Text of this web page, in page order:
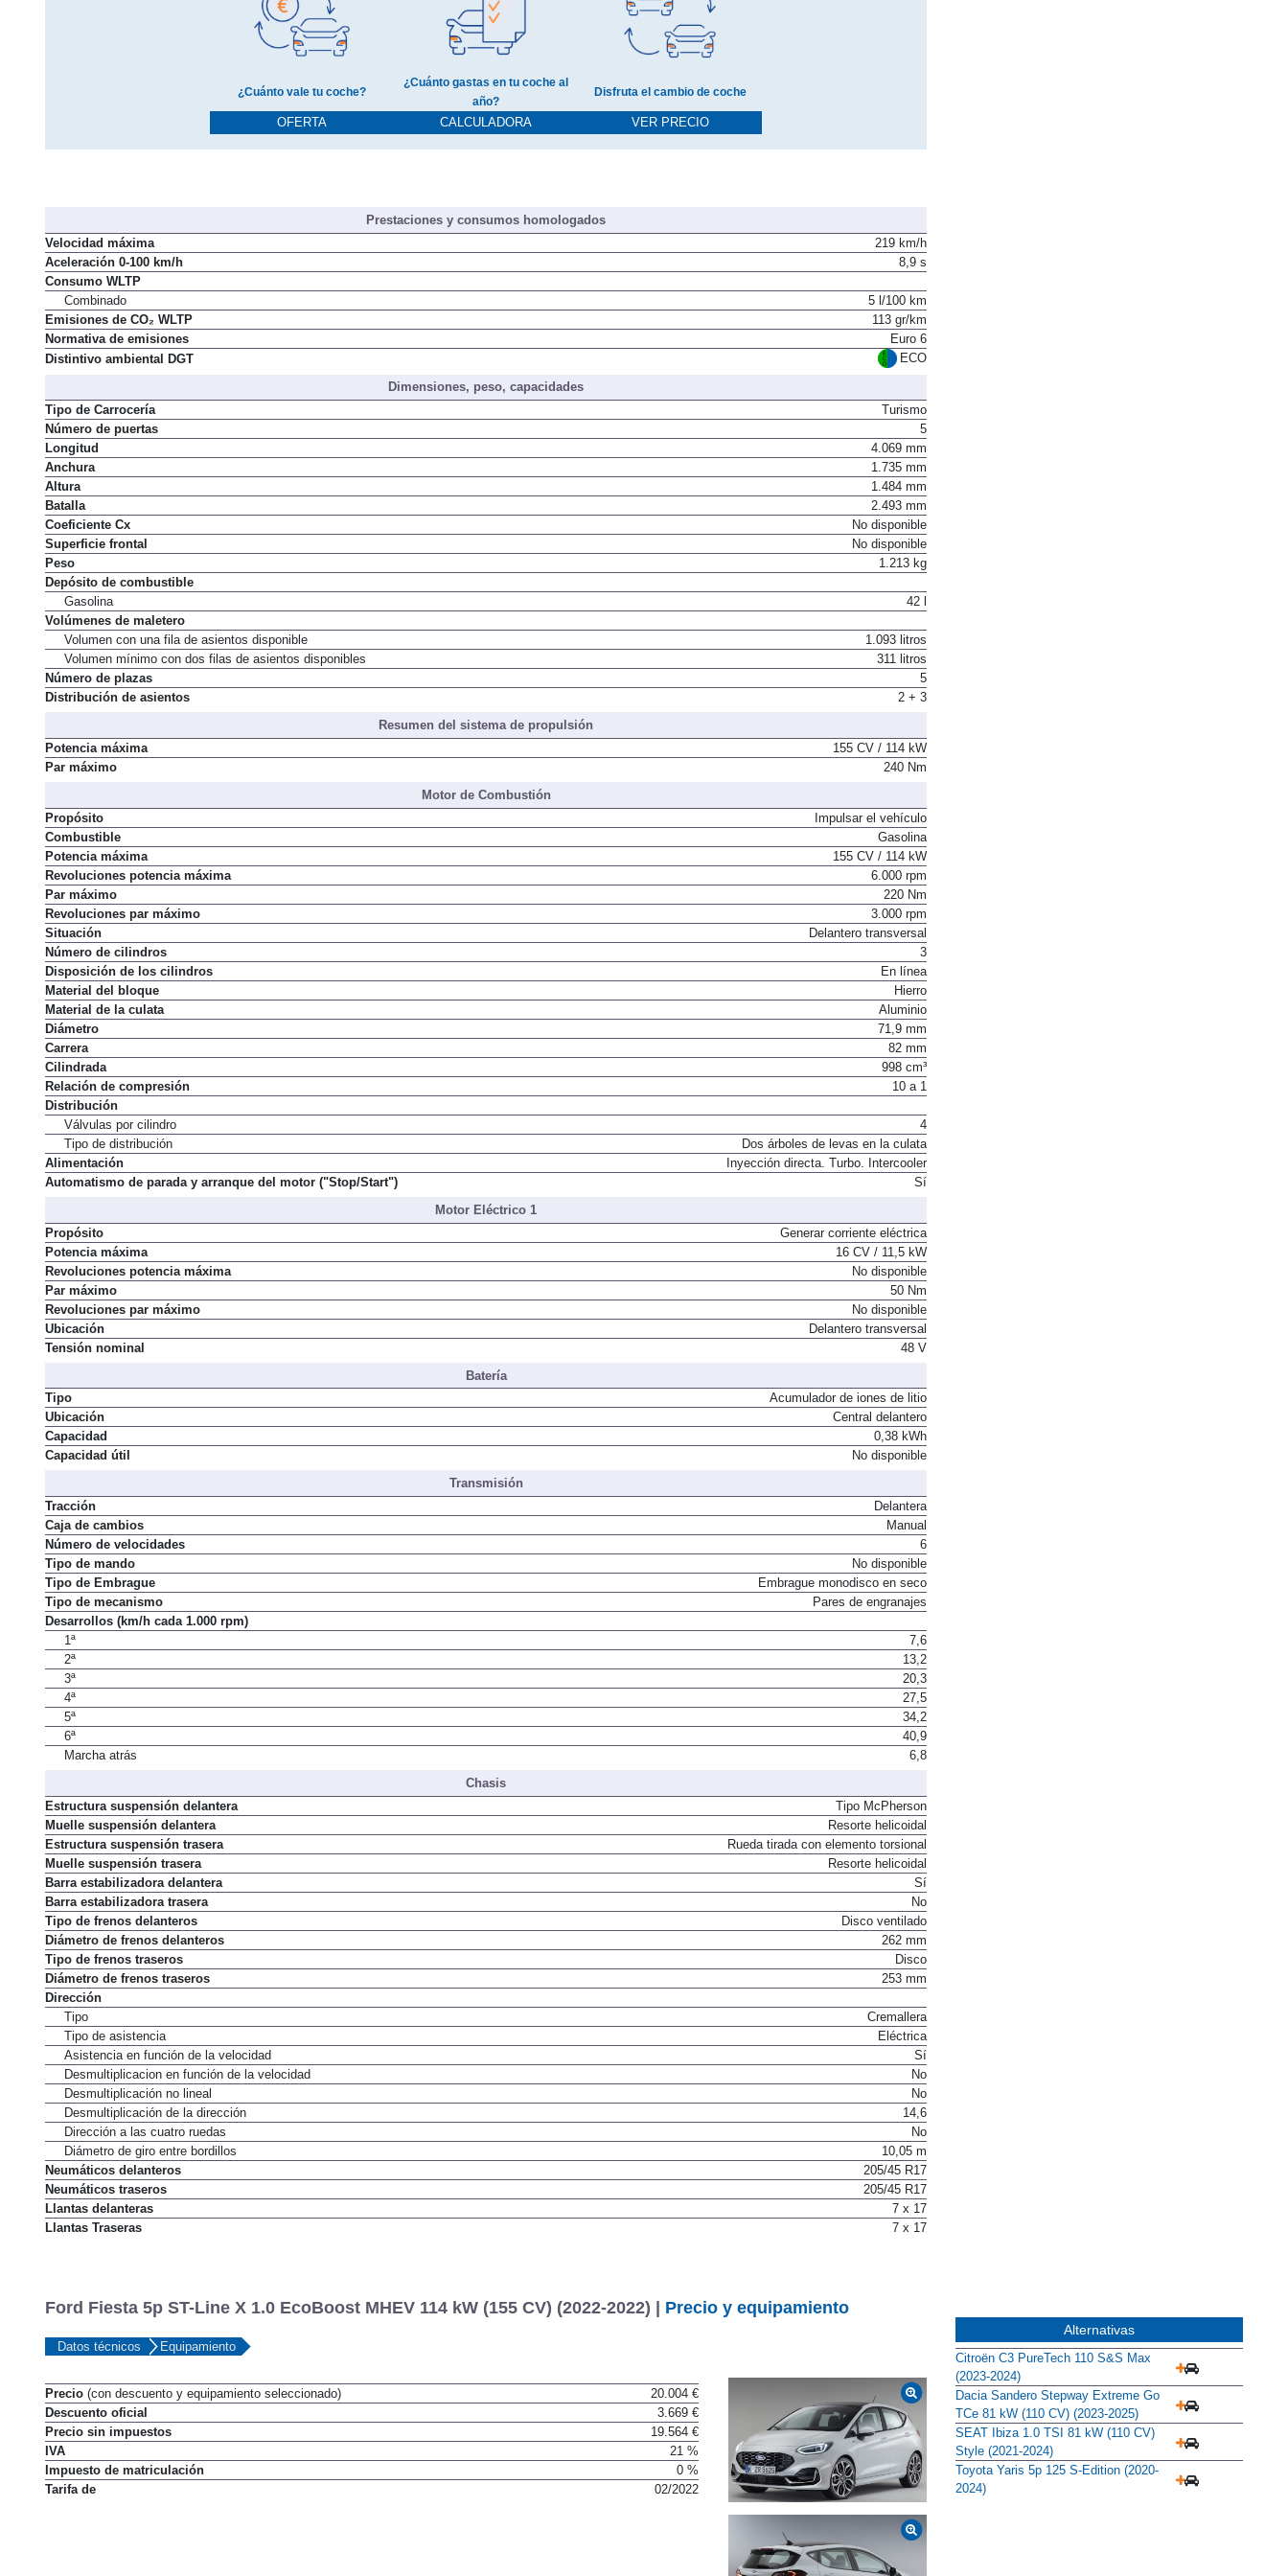
OFERTA
¿Cuánto gastas en tu coche al
año?
CALCULADORA VER PRECIO
Prestaciones y consumos homologados
Velocidad máxima
219 km/h
Aceleración 0-100 km/h
Consumo WLTP
Combinado
5 l/100 km
Emisiones de CO₂ WLTP
113 gr/km
Normativa de emisiones
Euro 6
Dimensiones, peso, capacidades
Tipo de Carrocería
Turismo
Número de puertas
5
Longitud
4.069 mm
Anchura
1.735 mm
Altura
1.484 mm
Batalla
2.493 mm
Coeficiente Cx
No disponible
Superficie frontal
No disponible
Peso
Depósito de combustible
Gasolina
Volúmenes de maletero
Volumen con una fila de asientos disponible
1.093 litros
Volumen mínimo con dos filas de asientos disponibles
311 litros
Número de plazas
5
Resumen del sistema de propulsión
Potencia máxima
155 CV / 114 kW
Motor de Combustión
Propósito
Impulsar el vehículo
Combustible
Gasolina
Potencia máxima
155 CV / 114 kW
Revoluciones potencia máxima
6.000 rpm
Par máximo
220 Nm
Revoluciones par máximo
3.000 rpm
Situación
Delantero transversal
Número de cilindros
3
Disposición de los cilindros
En línea
Material del bloque
Hierro
Material de la culata
Aluminio
Diámetro
71,9 mm
Carrera
82 mm
Cilindrada
998 cm³
Relación de compresión
Distribución
Válvulas por cilindro
4
Tipo de distribución
Dos árboles de levas en la culata
Alimentación
Inyección directa. Turbo. Intercooler
Motor Eléctrico 1
Propósito
Generar corriente eléctrica
Potencia máxima
16 CV / 11,5 kW
Revoluciones potencia máxima
No disponible
Par máximo
50 Nm
Revoluciones par máximo
No disponible
Ubicación
Delantero transversal
Batería
Tipo
Acumulador de iones de litio
Ubicación
Central delantero
Capacidad
0,38 kWh
Transmisión
Tracción
Delantera
Caja de cambios
Manual
Número de velocidades
6
Tipo de mando
No disponible
Tipo de Embrague
Embrague monodisco en seco
Tipo de mecanismo
Desarrollos (km/h cada 1.000 rpm)
1ª
7,6
2ª
13,2
3ª
20,3
4ª
27,5
5ª
34,2
6ª
40,9
Chasis
Estructura suspensión delantera
Tipo McPherson
Muelle suspensión delantera
Resorte helicoidal
Estructura suspensión trasera
Rueda tirada con elemento torsional
Muelle suspensión trasera
Resorte helicoidal
Barra estabilizadora delantera
Sí
Barra estabilizadora trasera
No
Tipo de frenos delanteros
Disco ventilado
Diámetro de frenos delanteros
262 mm
Tipo de frenos traseros
Disco
Diámetro de frenos traseros
Dirección
Tipo
Cremallera
Tipo de asistencia
Eléctrica
Asistencia en función de la velocidad
Sí
Desmultiplicacion en función de la velocidad
No
Desmultiplicación no lineal
No
Desmultiplicación de la dirección
14,6
Dirección a las cuatro ruedas
No
Diámetro de giro entre bordillos
10,05 m
Neumáticos delanteros
205/45 R17
Neumáticos traseros
205/45 R17
Llantas delanteras
7 x 17
Ford Fiesta 5p ST-Line X 1.0 EcoBoost MHEV 114 kW (155 CV) (2022-2022) | Precio y equipamiento
Precio(con descuento y equipamiento seleccionado)
20.004 €
Descuento oficial
3.669 €
Precio sin impuestos
19.564 €
IVA
21 %
Impuesto de matriculación
0 %
Alternativas
Citroën C3 PureTech 110 S&S Max
(2023-2024)
Dacia Sandero Stepway Extreme Go
TCe 81 kW (110 CV) (2023-2025)
SEAT Ibiza 1.0 TSI 81 kW (110 CV)
Style (2021-2024)
Toyota Yaris 5p 125 S-Edition (2020-